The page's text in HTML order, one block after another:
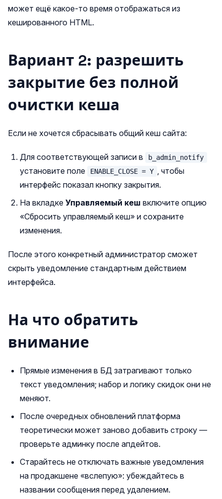
может ещё какое‑то время отображаться из
кешированного HTML.
Вариант 2: разрешить
закрытие без полной
очистки кеша
Если не хочется сбрасывать общий кеш сайта:
Для соответствующей записи в b_admin_notify
установите поле ENABLE_CLOSE = Y , чтобы
интерфейс показал кнопку закрытия.
На вкладке Управляемый кеш включите опцию
«Сбросить управляемый кеш» и сохраните
изменения.
После этого конкретный администратор сможет
скрыть уведомление стандартным действием
интерфейса.
На что обратить
внимание
Прямые изменения в БД затрагивают только
текст уведомления; набор и логику скидок они не
меняют.
После очередных обновлений платформа
теоретически может заново добавить строку —
проверьте админку после апдейтов.
Старайтесь не отключать важные уведомления
на продакшене «вслепую»: убеждайтесь в
названии сообщения перед удалением.